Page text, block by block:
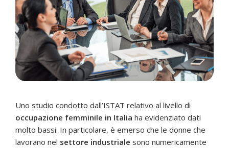
Uno studio condotto dall’ISTAT relativo al livello di
occupazione femminile in Italia ha evidenziato dati
molto bassi. In particolare, è emerso che le donne che
lavorano nel settore industriale sono numericamente